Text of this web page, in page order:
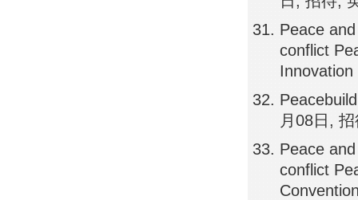
Peace
conflict
月08日,
Peace
conflict